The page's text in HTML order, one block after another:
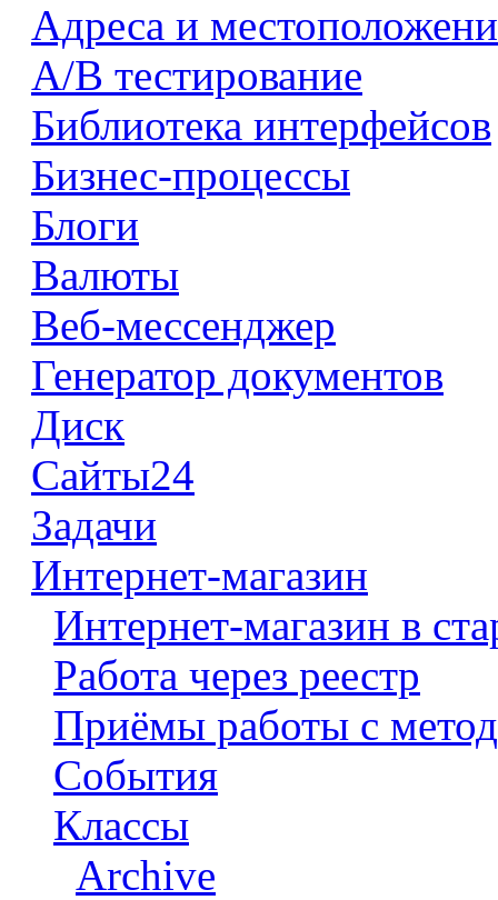
Адреса и
А/В тестирование
Библиотека интерфейсов
Бизнес-процессы
Блоги
Валюты
Веб-мессенджер
Генератор документов
Диск
Сайты24
Задачи
Интернет-магазин
Интернет-магазин в
Работа через реестр
Приёмы работы с
События
Классы
Archive